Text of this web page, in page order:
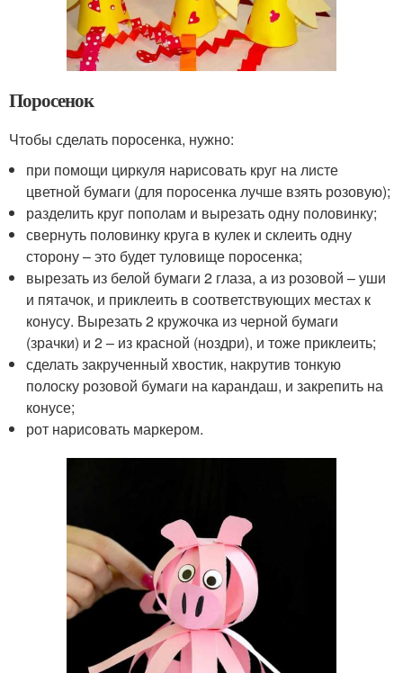
Поросенок
Чтобы сделать поросенка, нужно:
при помощи циркуля нарисовать круг на листе
цветной бумаги (для поросенка лучше взять розовую);
разделить круг пополам и вырезать одну половинку;
свернуть половинку круга в кулек и склеить одну
сторону – это будет туловище поросенка;
вырезать из белой бумаги 2 глаза, а из розовой – уши
и пятачок, и приклеить в соответствующих местах к
конусу. Вырезать 2 кружочка из черной бумаги
(зрачки) и 2 – из красной (ноздри), и тоже приклеить;
сделать закрученный хвостик, накрутив тонкую
полоску розовой бумаги на карандаш, и закрепить на
конусе;
рот нарисовать маркером.